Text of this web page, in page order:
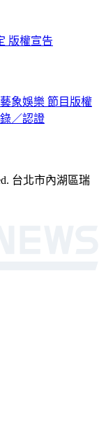
版權宣告
象娛樂 節目版權
／認證
台北市內湖區瑞